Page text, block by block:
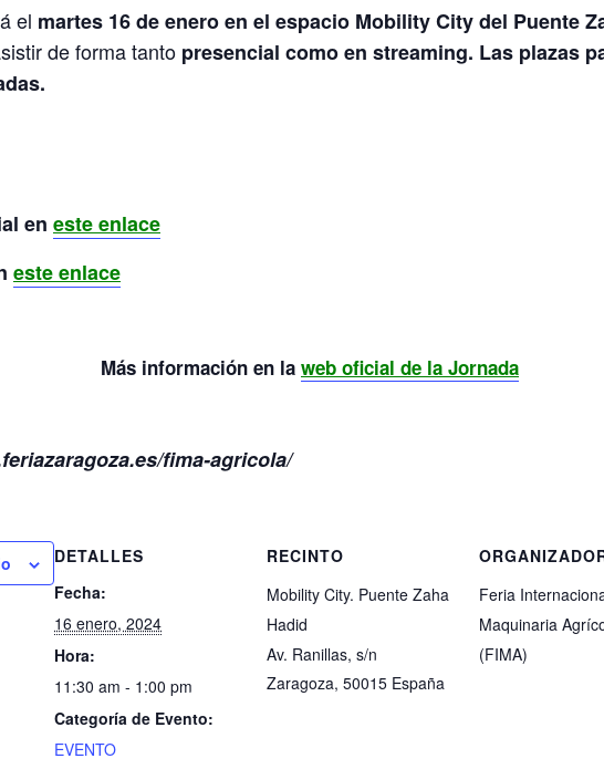
el martes 16 de enero en el espacio Mobility City del Puente
de forma tanto presencial como en streaming. Las plazas
en este enlace
este enlace
Más información en la web oficial de la Jornada
fima-agricola/
DETALLES
Fecha:
16 enero, 2024
Hora:
11:30 am - 1:00 pm
Categoría de Evento:
EVENTO
RECINTO
Mobility City. Puente Zaha
Hadid
Av. Ranillas, s/n
Zaragoza, 50015 España
Feria
Maquinaria
(FIMA)